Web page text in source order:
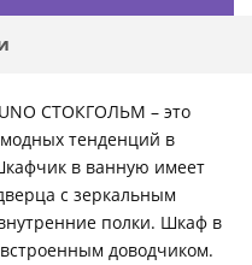
СТОКГОЛЬМ – это
тенденций в
в ванную имеет
с зеркальным
полки. Шкаф в
доводчиком.